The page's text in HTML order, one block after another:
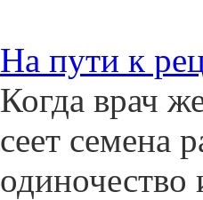
На пути к
Когда врач
сеет семена
одиночество